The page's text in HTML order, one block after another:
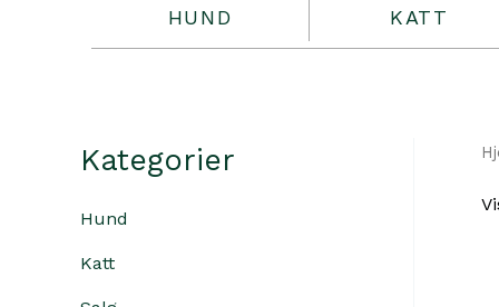
HUND KATT
Kategorier
Hund
Katt